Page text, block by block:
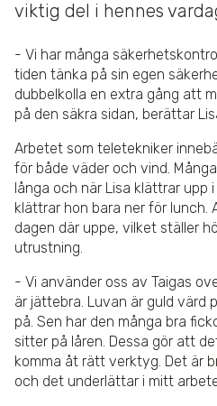
viktig del i hennes
- Vi har många
tiden tänka på sin egen
dubbelkolla en extra gång att
på den säkra sidan, berättar
Arbetet som teletekniker
för både väder och vind.
långa och när Lisa klättrar upp
klättrar hon bara ner för lunch.
dagen där uppe, vilket ställer
utrustning.
- Vi använder oss av Taigas
är jättebra. Luvan är guld värd
på. Sen har den många bra
sitter på låren. Dessa gör att
komma åt rätt verktyg. Det är
och det underlättar i mitt